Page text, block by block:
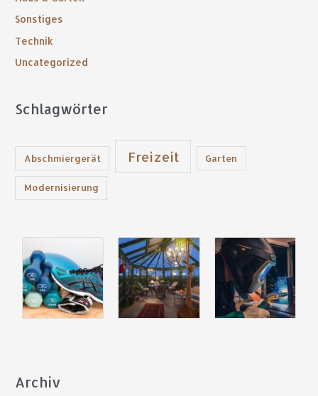
h
:
Sonstiges
Technik
Uncategorized
Schlagwörter
Abschmiergerät Freizeit Garten
Modernisierung
Archiv